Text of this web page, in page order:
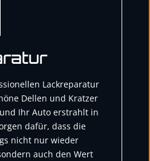
Lackreparatur
Dellen und Kratzer
Ihr Auto erstrahlt in
dafür, dass die
nicht nur wieder
auch den Wert